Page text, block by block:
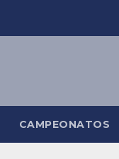
CAMPEONATOS